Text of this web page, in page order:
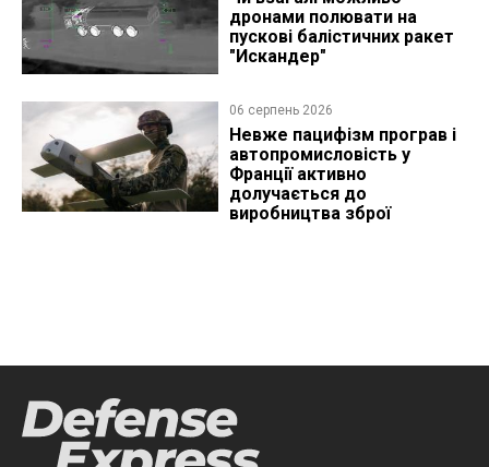
дронами полювати на
пускові балістичних ракет
"Искандер"
06 серпень 2026
Невже пацифізм програв і
автопромисловість у
Франції активно
долучається до
виробництва зброї